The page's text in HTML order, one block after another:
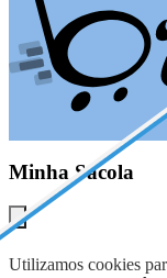
Minha Sacola
Utilizamos cookies